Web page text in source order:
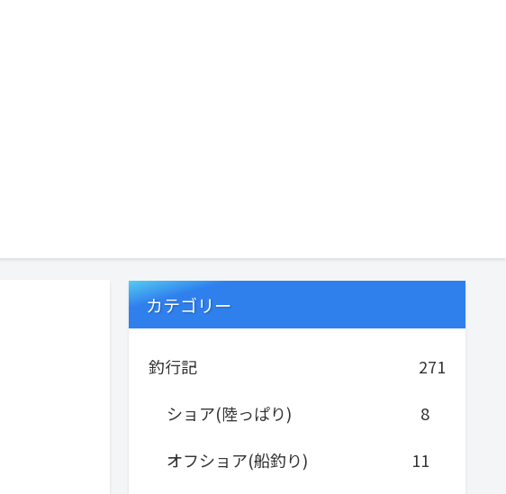
カテゴリー
釣行記
271
ショア(陸っぱり)
8
オフショア(船釣り)
11